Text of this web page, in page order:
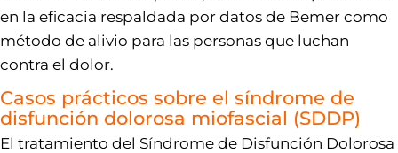
en la eficacia respaldada por datos de Bemer como
método de alivio para las personas que luchan
contra el dolor.
Casos prácticos sobre el síndrome de
disfunción dolorosa miofascial (SDDP)
El tratamiento del Síndrome de Disfunción Dolorosa